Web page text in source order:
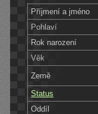
Příjmení a jméno
Pohlaví
Rok narození
Věk
Země
Status
Oddíl